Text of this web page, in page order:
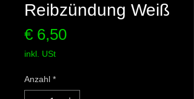
Reibzündung Weiß
€ 6,50Preis
inkl. USt
Anzahl *